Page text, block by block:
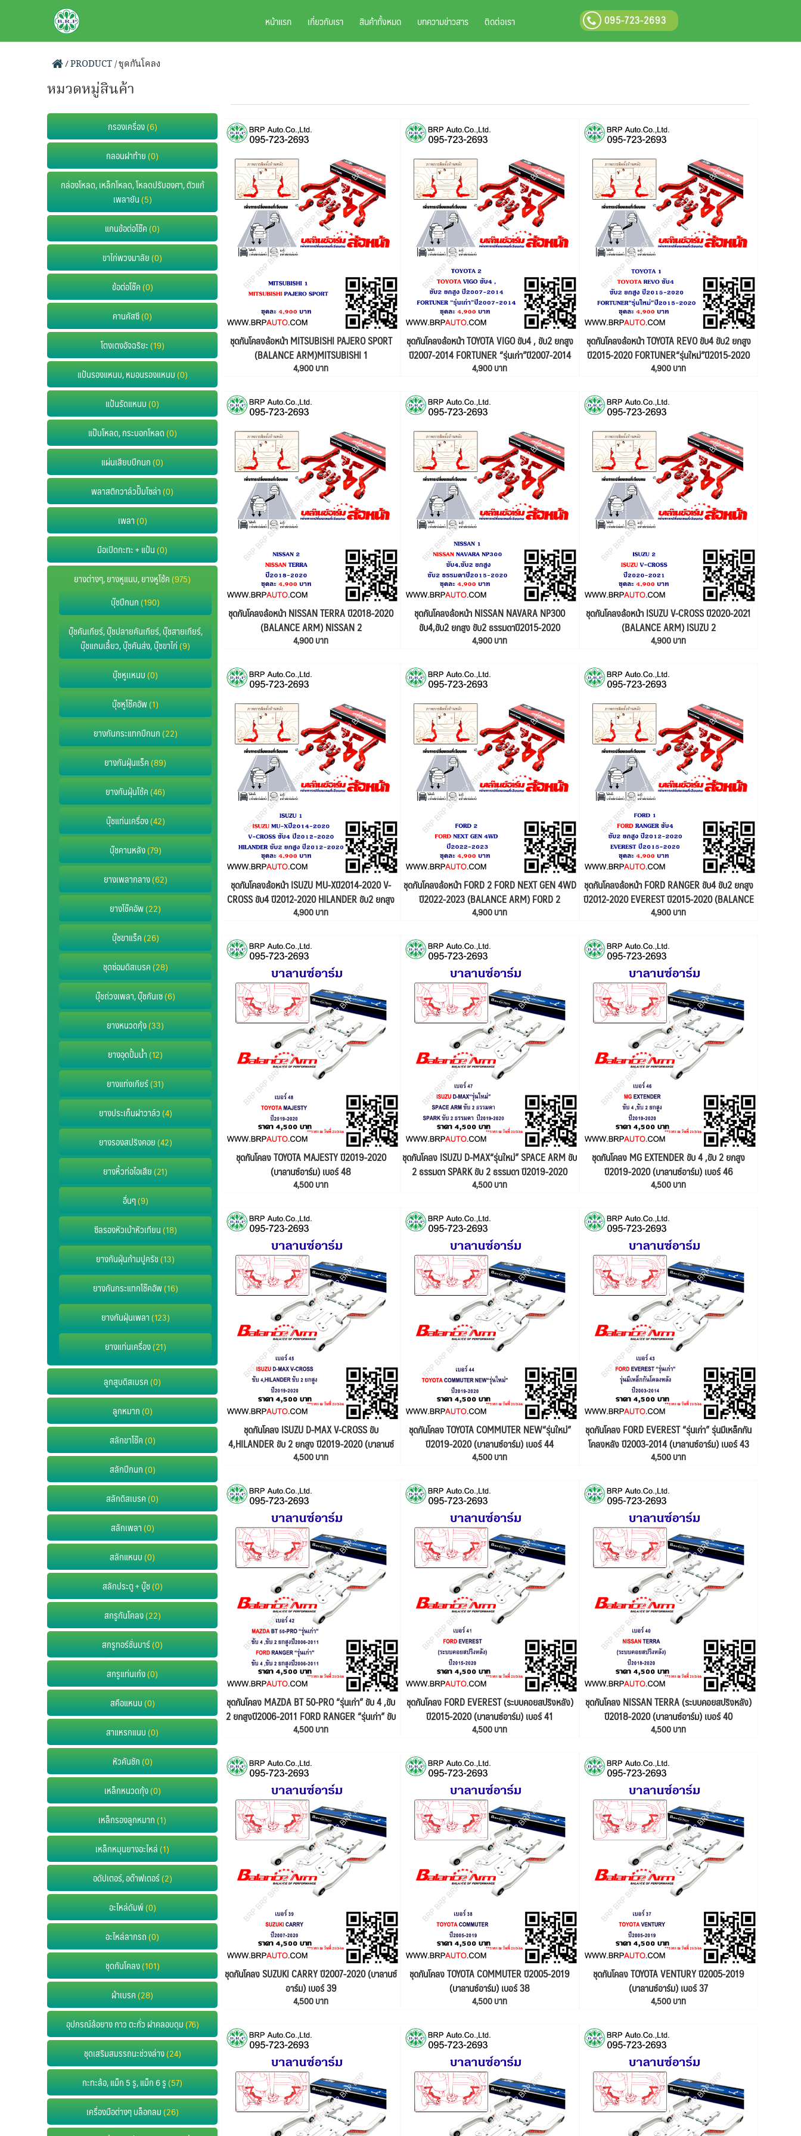
BRPAUTO.COM 095-723-2693
หน้าแรก เกี่ยวกับเรา สินค้าทั้งหมด บทความข่าวสาร ติดต่อเรา
/PRODUCT /ชุดกันโคลง
หมวดหมู่สินค้า
กรองเครื่อง(6)
กลอนฝาท้าย(0)
กล่องโหลด, เหล็กโหลด, โหลดปรับองศา, ตัวแก้
เพลายัน(5)
แกนข้อต่อโช๊ค(0)
ขาไก่พวงมาลัย(0)
ข้อต่อโช๊ค(0)
คานคัสซี(0)
โตงเตงอัจฉริยะ(19)
แป้นรองแหนบ, หมอนรองแหนบ(0)
แป้นรัดแหนบ(0)
แป๊บโหลด, กระบอกโหลด(0)
แผ่นเสียบปีกนก(0)
พลาสติกวาล์วปั๊มโซล่า(0)
เพลา(0)
มือเปิดกะทะ + แป้น(0)
ยางต่างๆ, ยางหูแนบ, ยางหูโช้ค(975)
บุ๊ชปีกนก(190)
บุ๊ชคันเกียร์, บุ๊ชปลายคันเกียร์, บุ๊ชสายเกียร์,
บุ๊ชแกนเลี้ยว, บุ๊ชคันส่ง, บุ๊ชขาไก่(9)
บุ๊ชหูเเหนบ(0)
บุ๊ชหูโช๊คอัพ(1)
ยางกันกระแทกปีกนก(22)
ยางกันฝุ่นแร็ค(89)
ยางกันฝุ่นโช้ค(46)
บุ๊ชแท่นเครื่อง(42)
บุ๊ชคานหลัง(79)
ยางเพลากลาง(62)
ยางโช๊คอัพ(22)
บุ๊ชขาแร็ค(26)
ชุดซ่อมดิสเบรค(28)
บุ๊ชถ่วงเพลา, บุ๊ชกันเซ(6)
ยางหนวดกุ้ง(33)
ยางอุดปั้มน้ำ(12)
ยางแท่งเกียร์(31)
ยางประเก็นฝาวาล์ว(4)
ยางรองสปริงคอย(42)
ยางหิ้วท่อไอเสีย(21)
อื่นๆ(9)
ซีลรองหัวเบ้าหัวเทียน(18)
ยางกันฝุ่นก้ามปูครัช(13)
ยางกันกระแทกโช๊คอัพ(16)
ยางกันฝุ่นเพลา(123)
ยางแท่นเครื่อง(21)
ลูกสูบดิสเบรค(0)
ลูกหมาก(0)
สลักขาโช๊ค(0)
สลักปีกนก(0)
สลักดิสเบรค(0)
สลักเพลา(0)
สลักแหนบ(0)
สลักประตู + บู๊ช(0)
สกรูกันโคลง(22)
สกรูทอร์ชั่นบาร์(0)
สกรูแท่นเก๋ง(0)
สคือแหนบ(0)
สาแหรกแนบ(0)
หัวคันชัก(0)
เหล็กหนวดกุ้ง(0)
เหล็กรองลูกหมาก(1)
เหล็กหมุนยางอะไหล่(1)
อดัปเตอร์, อด๊าฟเตอร์(2)
อะไหล่ดัมพ์(0)
อะไหล่ลากรถ(0)
ชุดกันโคลง(101)
ผ้าเบรค(28)
อุปกรณ์ล้อยาง กาว ตะกั่ว ฝาคลอบดุม(76)
ชุดเสริมสมรรถนะช่วงล่าง(24)
กะทะล้อ, แม็ก 5 รู, แม็ก 6 รู(57)
เครื่องมือต่างๆ บล็อกลม(26)
ชุดกันโคลงล้อหน้า MITSUBISHI PAJERO SPORT
(BALANCE ARM)MITSUBISHI 1
4,900 บาท
ชุดกันโคลงล้อหน้า TOYOTA VIGO ขับ4 , ขับ2 ยกสูง
ปี2007-2014 FORTUNER “รุ่นเก่า”ปี2007-2014
(BALANCE ARM) TOYOTA 2
4,900 บาท
ชุดกันโคลงล้อหน้า TOYOTA REVO ขับ4 ขับ2 ยกสูง
ปี2015-2020 FORTUNER“รุ่นใหม่”ปี2015-2020
(BALANCE ARM) TOYOTA 1
4,900 บาท
ชุดกันโคลงล้อหน้า NISSAN TERRA ปี2018-2020
(BALANCE ARM) NISSAN 2
4,900 บาท
ชุดกันโคลงล้อหน้า NISSAN NAVARA NP300
ขับ4,ขับ2 ยกสูง ขับ2 ธรรมดาปี2015-2020
(BALANCE ARM) NISSAN 1
4,900 บาท
ชุดกันโคลงล้อหน้า ISUZU V-CROSS ปี2020-2021
(BALANCE ARM) ISUZU 2
4,900 บาท
ชุดกันโคลงล้อหน้า ISUZU MU-Xปี2014-2020 V-
CROSS ขับ4 ปี2012-2020 HILANDER ขับ2 ยกสูง
ปี2012-2020 (BALANCE ARM) ISUZU 1
4,900 บาท
ชุดกันโคลงล้อหน้า FORD 2 FORD NEXT GEN 4WD
ปี2022-2023 (BALANCE ARM) FORD 2
4,900 บาท
ชุดกันโคลงล้อหน้า FORD RANGER ขับ4 ขับ2 ยกสูง
ปี2012-2020 EVEREST ปี2015-2020 (BALANCE
ARM) FORD 1
4,900 บาท
ชุดกันโคลง TOYOTA MAJESTY ปี2019-2020
(บาลานซ์อาร์ม) เบอร์ 48
4,500 บาท
ชุดกันโคลง ISUZU D-MAX“รุ่นใหม่” SPACE ARM ขับ
2 ธรรมดา SPARK ขับ 2 ธรรมดา ปี2019-2020
(บาลานซ์อาร์ม) เบอร์ 47
4,500 บาท
ชุดกันโคลง MG EXTENDER ขับ 4 ,ขับ 2 ยกสูง
ปี2019-2020 (บาลานซ์อาร์ม) เบอร์ 46
4,500 บาท
ชุดกันโคลง ISUZU D-MAX V-CROSS ขับ
4,HILANDER ขับ 2 ยกสูง ปี2019-2020 (บาลานซ์
อาร์ม) เบอร์ 45
4,500 บาท
ชุดกันโคลง TOYOTA COMMUTER NEW“รุ่นใหม่”
ปี2019-2020 (บาลานซ์อาร์ม) เบอร์ 44
4,500 บาท
ชุดกันโคลง FORD EVEREST “รุ่นเก่า” รุ่นมีเหล็กกัน
โคลงหลัง ปี2003-2014 (บาลานซ์อาร์ม) เบอร์ 43
4,500 บาท
ชุดกันโคลง MAZDA BT 50-PRO “รุ่นเก่า” ขับ 4 ,ขับ
2 ยกสูงปี2006-2011 FORD RANGER “รุ่นเก่า” ขับ
4 ,ขับ 2 ยกสูงปี2006-2011 (บาลานซ์อาร์ม) เบอร์ 42
4,500 บาท
ชุดกันโคลง FORD EVEREST (ระบบคอยสปริงหลัง)
ปี2015-2020 (บาลานซ์อาร์ม) เบอร์ 41
4,500 บาท
ชุดกันโคลง NISSAN TERRA (ระบบคอยสปริงหลัง)
ปี2018-2020 (บาลานซ์อาร์ม) เบอร์ 40
4,500 บาท
ชุดกันโคลง SUZUKI CARRY ปี2007-2020 (บาลานซ์
อาร์ม) เบอร์ 39
4,500 บาท
ชุดกันโคลง TOYOTA COMMUTER ปี2005-2019
(บาลานซ์อาร์ม) เบอร์ 38
4,500 บาท
ชุดกันโคลง TOYOTA VENTURY ปี2005-2019
(บาลานซ์อาร์ม) เบอร์ 37
4,500 บาท